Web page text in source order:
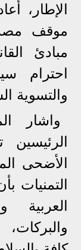
الإطار،
موقف مصر
مبادئ
احترام
والتسوية
واشار
الرئيسين
الأضحى
التمنيات
العربية